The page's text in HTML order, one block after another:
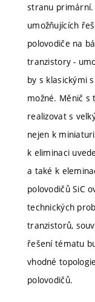
stranu primární.
umožňujících
polovodiče na
tranzistory -
by s klasickými
možné. Měnič
realizovat s
nejen k
k eliminaci
a také k
polovodičů SiC
technických
tranzistorů,
řešení tématu
vhodné
polovodičů.